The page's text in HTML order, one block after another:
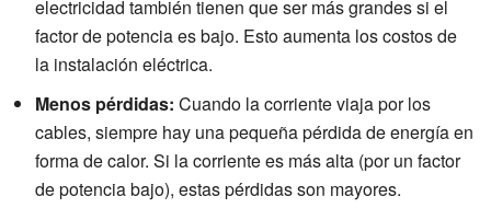
electricidad también tienen que ser más grandes si el
factor de potencia es bajo. Esto aumenta los costos de
la instalación eléctrica.
Menos pérdidas: Cuando la corriente viaja por los
cables, siempre hay una pequeña pérdida de energía en
forma de calor. Si la corriente es más alta (por un factor
de potencia bajo), estas pérdidas son mayores.